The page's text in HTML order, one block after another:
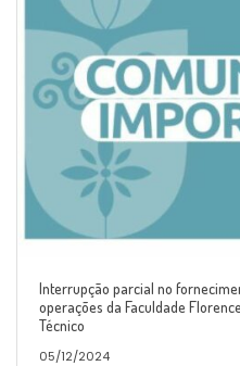
Interrupção parcial no
operações da Faculdade
Técnico
05/12/2024